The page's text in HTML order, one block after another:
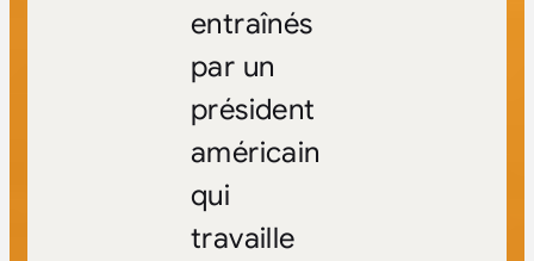
entraînés
par un
président
américain
qui
travaille